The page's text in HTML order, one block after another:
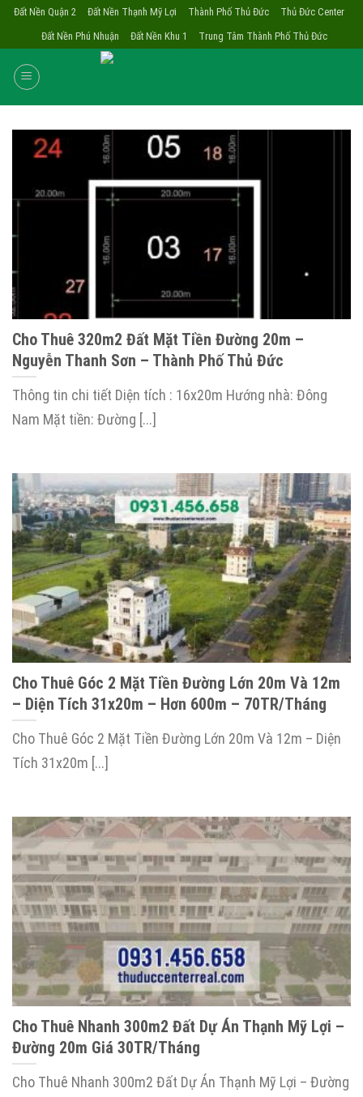
Skip
content
Đất Nền Quận 2 Đất Nền Thạnh Mỹ Lợi Thành Phố Thủ Đức
Thủ Đức Center
Đất Nền Phú Nhuận
Đất Nền Khu 1 Trung Tâm Thành Phố Thủ Đức
Cho Thuê 320m2 Đất Mặt Tiền Đường 20m –
Nguyễn Thanh Sơn – Thành Phố Thủ Đức
Thông tin chi tiết Diện tích : 16x20m Hướng nhà: Đông
Nam Mặt tiền: Đường [...]
Cho Thuê Góc 2 Mặt Tiền Đường Lớn 20m Và 12m
– Diện Tích 31x20m – Hơn 600m – 70TR/Tháng
Cho Thuê Góc 2 Mặt Tiền Đường Lớn 20m Và 12m – Diện
Tích 31x20m [...]
Cho Thuê Nhanh 300m2 Đất Dự Án Thạnh Mỹ Lợi –
Đường 20m Giá 30TR/Tháng
Cho Thuê Nhanh 300m2 Đất Dự Án Thạnh Mỹ Lợi – Đường